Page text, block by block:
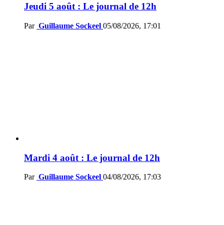
Jeudi 5 août : Le journal de 12h
Par Guillaume Sockeel 05/08/2026, 17:01
Mardi 4 août : Le journal de 12h
Par Guillaume Sockeel 04/08/2026, 17:03